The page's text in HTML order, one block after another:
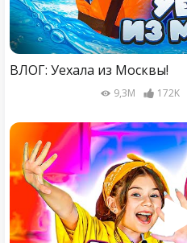
ВЛОГ: Уехала из Москвы!
9,3M 172K